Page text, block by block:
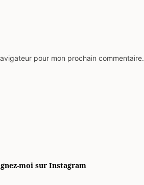
pour mon prochain commentaire.
moi sur Instagram